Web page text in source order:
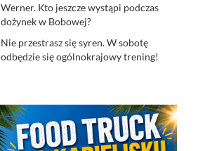
Werner. Kto jeszcze wystąpi podczas
dożynek w Bobowej?
Nie przestrasz się syren. W sobotę
odbędzie się ogólnokrajowy trening!